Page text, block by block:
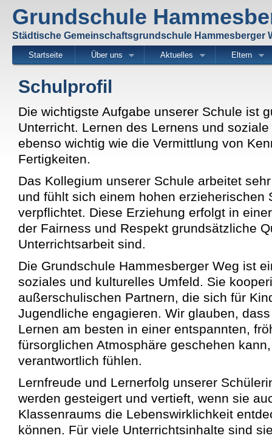
Grundschule
Städtische Gemeinschaftsgrundschule Hammesberger
Startseite Über uns Aktuelles Eltern
Schulprofil
Die wichtigste Aufgabe unserer Schule ist
Unterricht. Lernen des Lernens und
ebenso wichtig wie die Vermittlung von
Fertigkeiten.
Das Kollegium unserer Schule arbeitet
und fühlt sich einem hohen erzieherischen
verpflichtet. Diese Erziehung erfolgt in
der Fairness und Respekt grundsätzliche
Unterrichtsarbeit sind.
Die Grundschule Hammesberger Weg ist
soziales und kulturelles Umfeld. Sie
außerschulischen Partnern, die sich für
Jugendliche engagieren. Wir glauben,
Lernen am besten in einer entspannten,
fürsorglichen Atmosphäre geschehen
verantwortlich fühlen.
Lernfreude und Lernerfolg unserer
werden gesteigert und vertieft, wenn sie
Klassenraums die Lebenswirklichkeit
können. Für viele Unterrichtsinhalte sind